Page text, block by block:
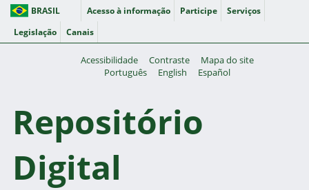
BRASIL Acesso à informação Participe
Serviços
Legislação
Canais
Acessibilidade Contraste
Mapa do site
Português
English Español
Repositório
Digital